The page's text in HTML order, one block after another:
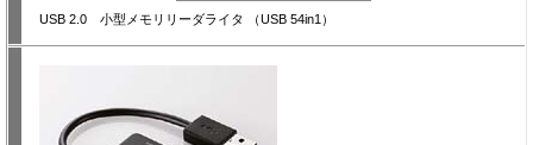
USB 2.0 小型メモリリーダライタ （USB 54in1）